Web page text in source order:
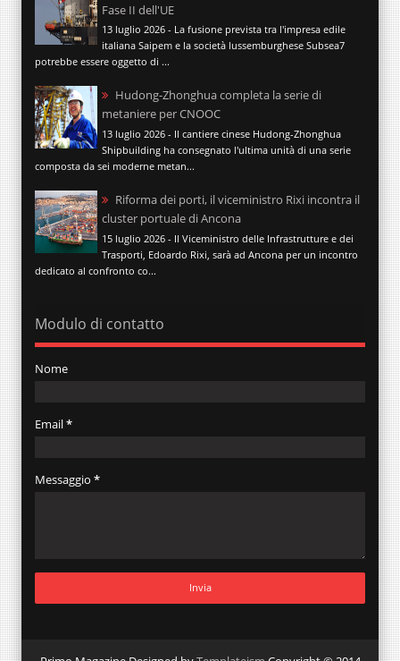
Fase II dell'UE
13 luglio 2026 - La fusione prevista tra l'impresa edile
italiana Saipem e la società lussemburghese Subsea7
potrebbe essere oggetto di ...
Hudong-Zhonghua completa la serie di
metaniere per CNOOC
13 luglio 2026 - Il cantiere cinese Hudong-Zhonghua
Shipbuilding ha consegnato l'ultima unità di una serie
composta da sei moderne metan...
Riforma dei porti, il viceministro Rixi incontra il
cluster portuale di Ancona
15 luglio 2026 - Il Viceministro delle Infrastrutture e dei
Trasporti, Edoardo Rixi, sarà ad Ancona per un incontro
dedicato al confronto co...
Modulo di contatto
Nome
Email*
Messaggio *